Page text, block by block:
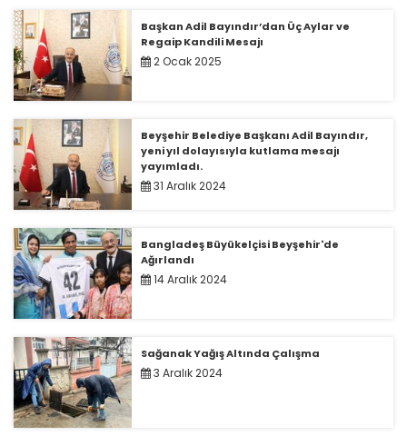
Başkan Adil Bayındır’dan Üç Aylar ve
Regaip Kandili Mesajı
2 Ocak 2025
Beyşehir Belediye Başkanı Adil Bayındır,
yeni yıl dolayısıyla kutlama mesajı
yayımladı.
31 Aralık 2024
Bangladeş Büyükelçisi Beyşehir'de
Ağırlandı
14 Aralık 2024
Sağanak Yağış Altında Çalışma
3 Aralık 2024